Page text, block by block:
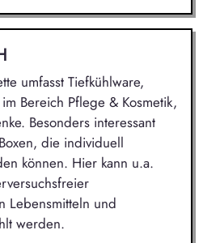
umfasst Tiefkühlware,
Bereich Pflege & Kosmetik,
Besonders interessant
die individuell
können. Hier kann u.a.
Lebensmitteln und
werden.